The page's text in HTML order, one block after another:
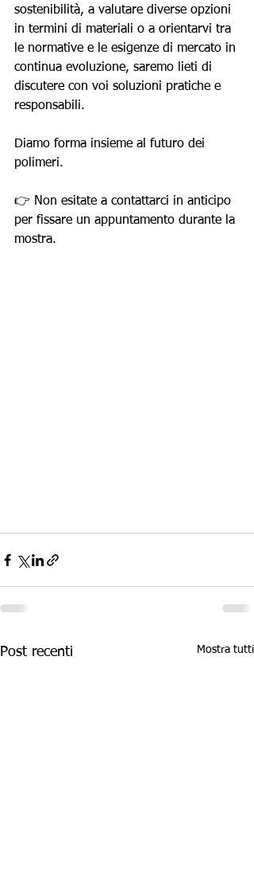
sostenibilità, a valutare diverse opzioni
in termini di materiali o a orientarvi tra
le normative e le esigenze di mercato in
continua evoluzione, saremo lieti di
discutere con voi soluzioni pratiche e
responsabili.
Diamo forma insieme al futuro dei
polimeri.
👉 Non esitate a contattarci in anticipo
per fissare un appuntamento durante la
mostra.
Post recenti Mostra tutti